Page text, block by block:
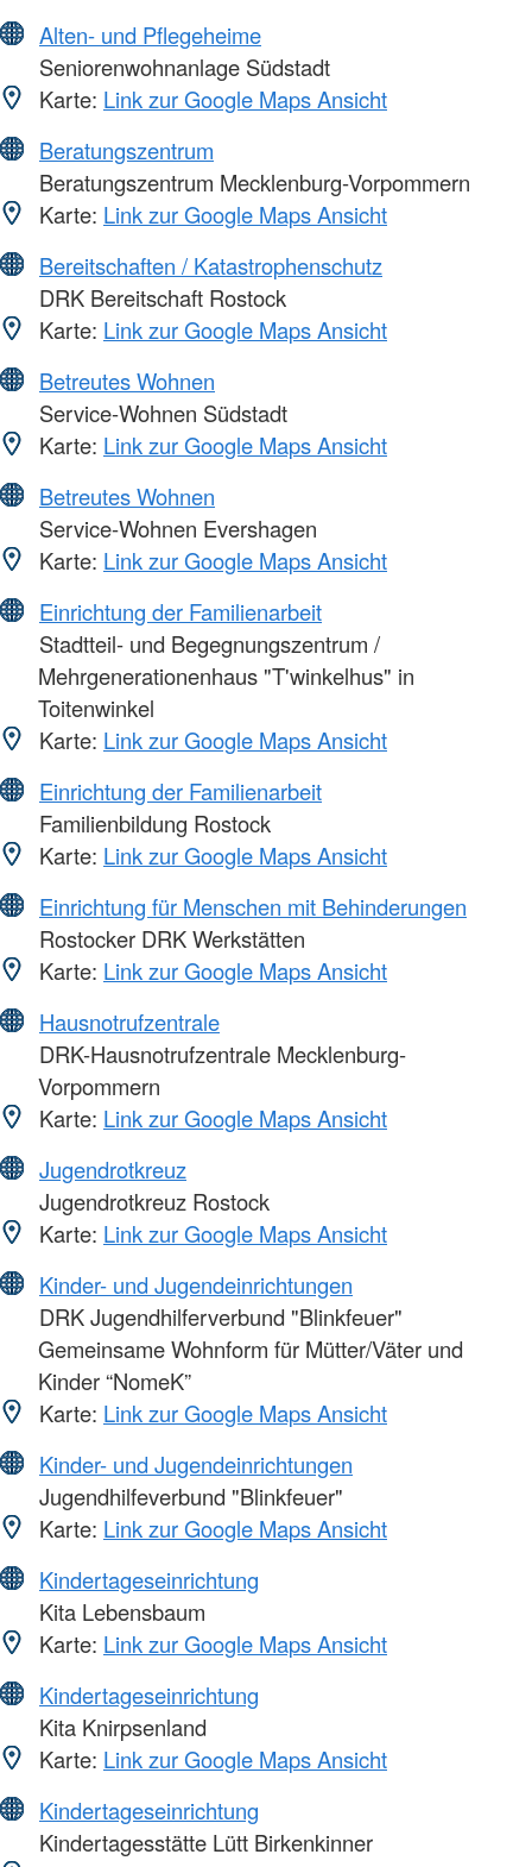
Alten- und Pflegeheime
Seniorenwohnanlage Südstadt
Karte: Link zur Google Maps Ansicht
Beratungszentrum
Beratungszentrum Mecklenburg-Vorpommern
Karte: Link zur Google Maps Ansicht
Bereitschaften / Katastrophenschutz
DRK Bereitschaft Rostock
Karte: Link zur Google Maps Ansicht
Betreutes Wohnen
Service-Wohnen Südstadt
Karte: Link zur Google Maps Ansicht
Betreutes Wohnen
Service-Wohnen Evershagen
Karte: Link zur Google Maps Ansicht
Einrichtung der Familienarbeit
Stadtteil- und Begegnungszentrum /
Mehrgenerationenhaus "T'winkelhus" in
Toitenwinkel
Karte: Link zur Google Maps Ansicht
Einrichtung der Familienarbeit
Familienbildung Rostock
Karte: Link zur Google Maps Ansicht
Einrichtung für Menschen mit Behinderungen
Rostocker DRK Werkstätten
Karte: Link zur Google Maps Ansicht
Hausnotrufzentrale
DRK-Hausnotrufzentrale Mecklenburg-
Vorpommern
Karte: Link zur Google Maps Ansicht
Jugendrotkreuz
Jugendrotkreuz Rostock
Karte: Link zur Google Maps Ansicht
Kinder- und Jugendeinrichtungen
DRK Jugendhilferverbund "Blinkfeuer"
Gemeinsame Wohnform für Mütter/Väter und
Kinder “NomeK”
Karte: Link zur Google Maps Ansicht
Kinder- und Jugendeinrichtungen
Jugendhilfeverbund "Blinkfeuer"
Karte: Link zur Google Maps Ansicht
Kindertageseinrichtung
Kita Lebensbaum
Karte: Link zur Google Maps Ansicht
Kindertageseinrichtung
Kita Knirpsenland
Karte: Link zur Google Maps Ansicht
Kindertageseinrichtung
Kindertagesstätte Lütt Birkenkinner